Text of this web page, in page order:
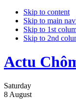
Skip to content
Skip to main
Skip to 1st
Skip to 2nd
Actu
Saturday
8 August